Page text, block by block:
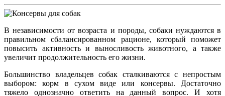
В независимости от возраста и породы, собаки нуждаются в
правильном сбалансированном рационе, который поможет
повысить активность и выносливость животного, а также
увеличит продолжительность его жизни.
Большинство владельцев собак сталкиваются с непростым
выбором: корм в сухом виде или консервы. Достаточно
тяжело однозначно ответить на данный вопрос. И хотя